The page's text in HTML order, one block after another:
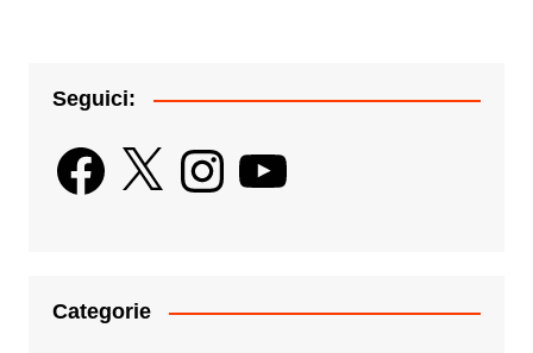
Seguici:
Facebook
X InstagramYouTube
Categorie